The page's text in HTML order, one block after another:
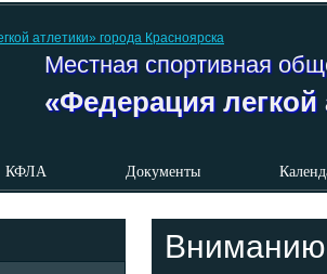
Местная спортивная
«Федерация легкой
КФЛА Документы
Вниманию